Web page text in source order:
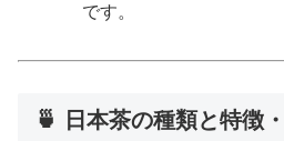
です。
🍵 日本茶の種類と特徴